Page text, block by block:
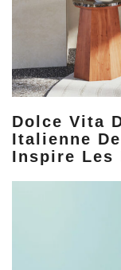
Dolce Vita
Italienne
Inspire Les